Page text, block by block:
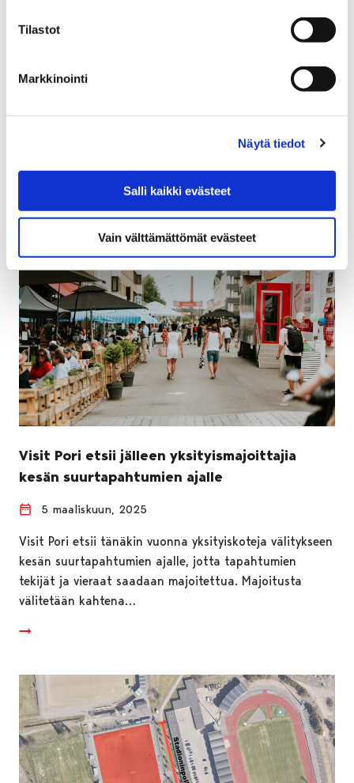
Tilastot
Markkinointi
Näytä tiedot
Salli kaikki evästeet
Vain välttämättömät evästeet
Porin murteen Fatipyssy-palkinto on
Fatipyssy-palkinnon saaja vuonna 2025 on porilainen
Visit Pori etsii jälleen yksityismajoittajia
kesän suurtapahtumien ajalle
5 maaliskuun, 2025
Visit Pori etsii tänäkin vuonna yksityiskoteja välitykseen
kesän suurtapahtumien ajalle, jotta tapahtumien
tekijät ja vieraat saadaan majoitettua. Majoitusta
välitetään kahtena…